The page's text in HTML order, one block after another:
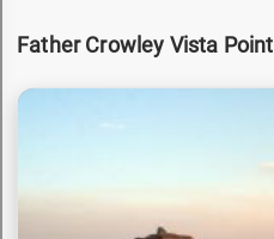
Father Crowley Vista Point